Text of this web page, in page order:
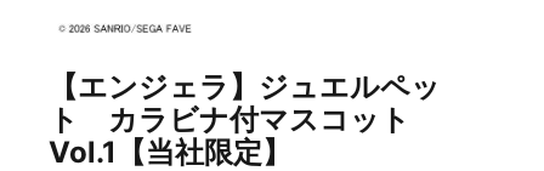
【エンジェラ】ジュエルペッ
ト カラビナ付マスコット
Vol.1【当社限定】